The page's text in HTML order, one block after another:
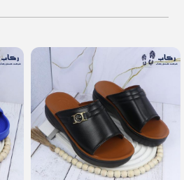
رنگبندی: الوان
جنس: Airblowing